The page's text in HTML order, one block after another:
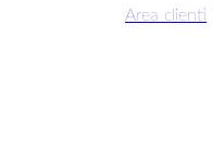
Area clienti